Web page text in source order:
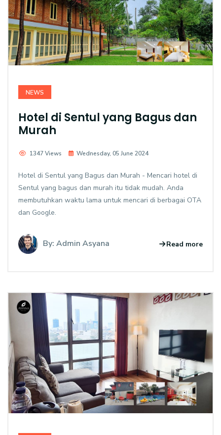
NEWS
Hotel di Sentul yang Bagus dan
Murah
1347 Views Wednesday, 05 June 2024
Hotel di Sentul yang Bagus dan Murah - Mencari hotel di
Sentul yang bagus dan murah itu tidak mudah. Anda
membutuhkan waktu lama untuk mencari di berbagai OTA
dan Google.
By: Admin Asyana Read more